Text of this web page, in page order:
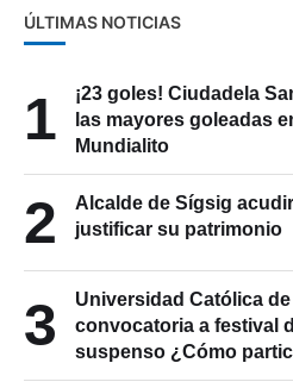
ÚLTIMAS NOTICIAS
1
¡23 goles! Ciudadela
las mayores goleadas
Mundialito
2
Alcalde de Sígsig
justificar su patrimonio
3
Universidad Católica
convocatoria a festival
suspenso ¿Cómo